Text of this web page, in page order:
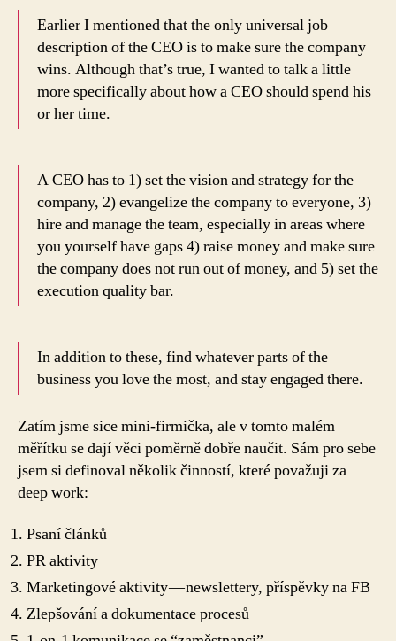
Earlier I mentioned that the only universal job
description of the CEO is to make sure the company
wins. Although that’s true, I wanted to talk a little
more specifically about how a CEO should spend his
or her time.
A CEO has to 1) set the vision and strategy for the
company, 2) evangelize the company to everyone, 3)
hire and manage the team, especially in areas where
you yourself have gaps 4) raise money and make sure
the company does not run out of money, and 5) set the
execution quality bar.
In addition to these, find whatever parts of the
business you love the most, and stay engaged there.
Zatím jsme sice mini-firmička, ale v tomto malém
měřítku se dají věci poměrně dobře naučit. Sám pro sebe
jsem si definoval několik činností, které považuji za
deep work:
Psaní článků
PR aktivity
Marketingové aktivity — newslettery, příspěvky na FB
Zlepšování a dokumentace procesů